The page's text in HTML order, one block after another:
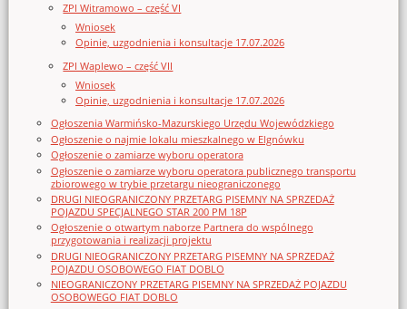
ZPI Witramowo – część VI
Wniosek
Opinie, uzgodnienia i konsultacje 17.07.2026
ZPI Waplewo – część VII
Wniosek
Opinie, uzgodnienia i konsultacje 17.07.2026
Ogłoszenia Warmińsko-Mazurskiego Urzędu Wojewódzkiego
Ogłoszenie o najmie lokalu mieszkalnego w Elgnówku
Ogłoszenie o zamiarze wyboru operatora
Ogłoszenie o zamiarze wyboru operatora publicznego transportu
zbiorowego w trybie przetargu nieograniczonego
DRUGI NIEOGRANICZONY PRZETARG PISEMNY NA SPRZEDAŻ
POJAZDU SPECJALNEGO STAR 200 PM 18P
Ogłoszenie o otwartym naborze Partnera do wspólnego
przygotowania i realizacji projektu
DRUGI NIEOGRANICZONY PRZETARG PISEMNY NA SPRZEDAŻ
POJAZDU OSOBOWEGO FIAT DOBLO
NIEOGRANICZONY PRZETARG PISEMNY NA SPRZEDAŻ POJAZDU
OSOBOWEGO FIAT DOBLO